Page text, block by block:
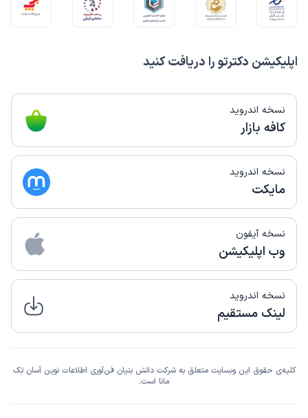
اپلیکیشن دکترتو را دریافت کنید
نسخه اندروید
کافه بازار
نسخه اندروید
مایکت
نسخه آیفون
وب اپلیکیشن
نسخه اندروید
لینک مستقیم
کلیه‌ی حقوق این وبسایت متعلق به شرکت دانش بنیان فن‌آوری اطلاعات نوین آسان تِک
مانا است.